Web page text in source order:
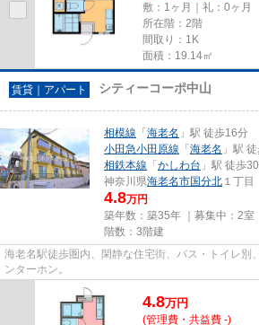
敷：1ヶ月｜礼：0ヶ月
所在階：2階
間取り：1K
面積：19.14㎡
賃貸｜アパート シティーコーポ中山
相模線 「海老名 」駅 徒歩16分
小田急小田原線 「海老名 」駅
相鉄本線 「かしわ台 」駅 徒歩
神奈川県海老名市国分北 １丁目
4.8万円
築年数：築35年 ｜募集中： 2室
階数：3階建
海老名駅徒歩圏内、閑静な住宅街、バス・トイレ別
ンターホン。
4.8万円
(管理費・共益費 -)